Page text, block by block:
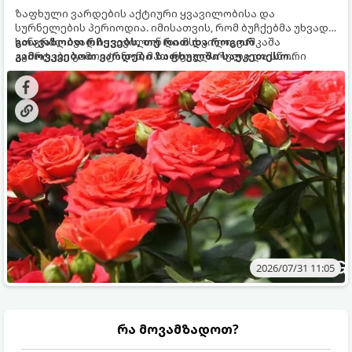
ზაფხული ვარდების აქტიური ყვავილობისა და
სურნელების პერიოდია. იმისათვის, რომ ბუჩქებმა უხვად,
ხანგრძლივად იყვავილონ და მსხვილი, კაშკაშა
კვირტები გამოიტანონ, მათ რეგულარული და სწორი
გამოკვება სჭირდებათ. ზაფხულის პერიოდში მცენარის
მოთხოვნილებები იცვლება, ამიტომ მნიშვნელოვანია
ვიცოდეთ, რომელი სასუქები გამოიყენება ამ დროს.
გთავაზობთ რჩევებს, თუ რით და როგორ
გამოვკვებოთ ვარდები ზაფხულში საუკეთესო
შედეგის მისაღწევად:
2026/07/31 11:05
რა მოვამზადოთ?